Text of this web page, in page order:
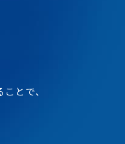
とで、